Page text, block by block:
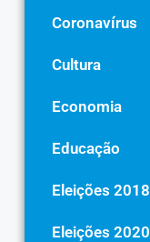
Coronavírus
Cultura
Economia
Educação
Eleições 2018
Eleições 2020